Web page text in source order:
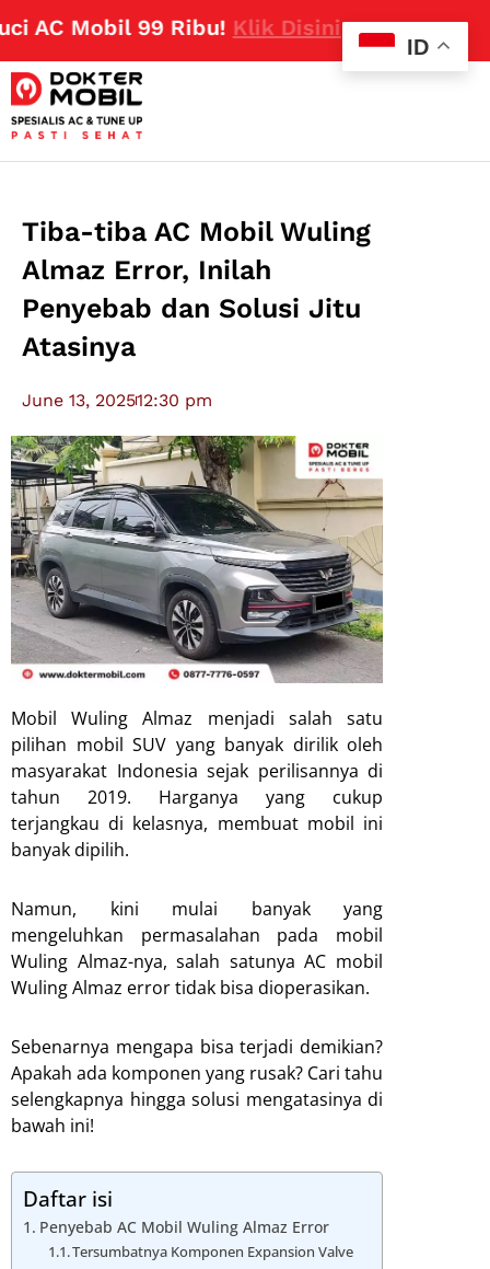
Mobil 99 Ribu!Klik Disini
Tiba-tiba AC Mobil Wuling
Almaz Error, Inilah
Penyebab dan Solusi Jitu
Atasinya
June 13, 202512:30 pm
Mobil Wuling Almaz menjadi salah satu
pilihan mobil SUV yang banyak dirilik oleh
masyarakat Indonesia sejak perilisannya di
tahun 2019. Harganya yang cukup
terjangkau di kelasnya, membuat mobil ini
banyak dipilih.
Namun, kini mulai banyak yang
mengeluhkan permasalahan pada mobil
Wuling Almaz-nya, salah satunya AC mobil
Wuling Almaz error tidak bisa dioperasikan.
Sebenarnya mengapa bisa terjadi demikian?
Apakah ada komponen yang rusak? Cari tahu
selengkapnya hingga solusi mengatasinya di
bawah ini!
Daftar isi
Penyebab AC Mobil Wuling Almaz Error
Tersumbatnya Komponen Expansion Valve
ID